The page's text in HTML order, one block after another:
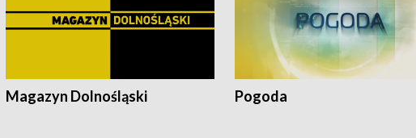
Magazyn Dolnośląski Pogoda